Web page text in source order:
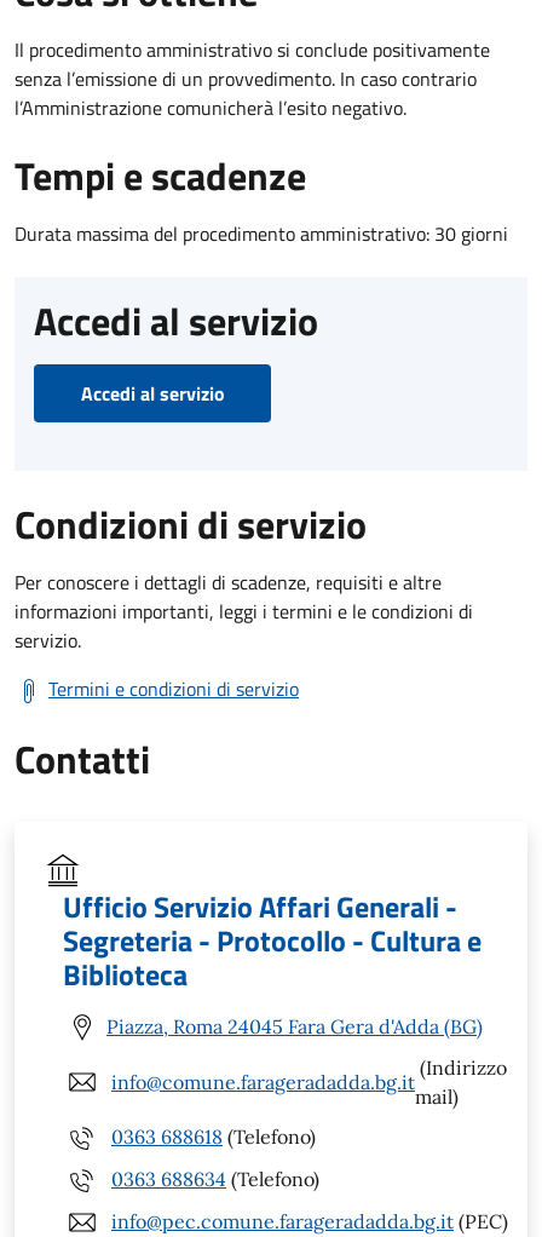
Il procedimento amministrativo si conclude positivamente
senza l’emissione di un provvedimento. In caso contrario
l’Amministrazione comunicherà l’esito negativo.
Tempi e scadenze
Durata massima del procedimento amministrativo: 30 giorni
Accedi al servizio
Accedi al servizio
Condizioni di servizio
Per conoscere i dettagli di scadenze, requisiti e altre
informazioni importanti, leggi i termini e le condizioni di
servizio.
Termini e condizioni di servizio
Contatti
Ufficio Servizio Affari Generali -
Segreteria - Protocollo - Cultura e
Biblioteca
Piazza, Roma 24045 Fara Gera d'Adda (BG)
info@comune.farageradadda.bg.it
(Indirizzo
mail)
0363 688618 (Telefono)
0363 688634 (Telefono)
info@pec.comune.farageradadda.bg.it (PEC)